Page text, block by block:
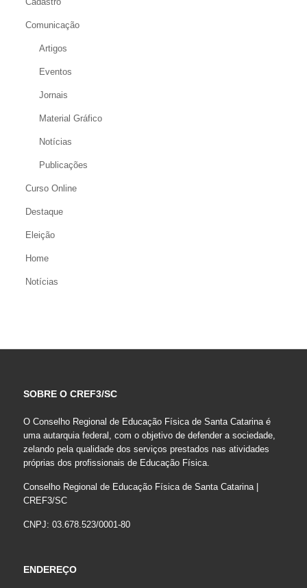
Comunicação
Artigos
Eventos
Jornais
Material Gráfico
Notícias
Publicações
Curso Online
Destaque
Eleição
Home
Notícias
SOBRE O CREF3/SC
O Conselho Regional de Educação Física de Santa Catarina é
uma autarquia federal, com o objetivo de defender a sociedade,
zelando pela qualidade dos serviços prestados nas atividades
próprias dos profissionais de Educação Física.
Conselho Regional de Educação Física de Santa Catarina |
CREF3/SC
CNPJ: 03.678.523/0001-80
ENDEREÇO